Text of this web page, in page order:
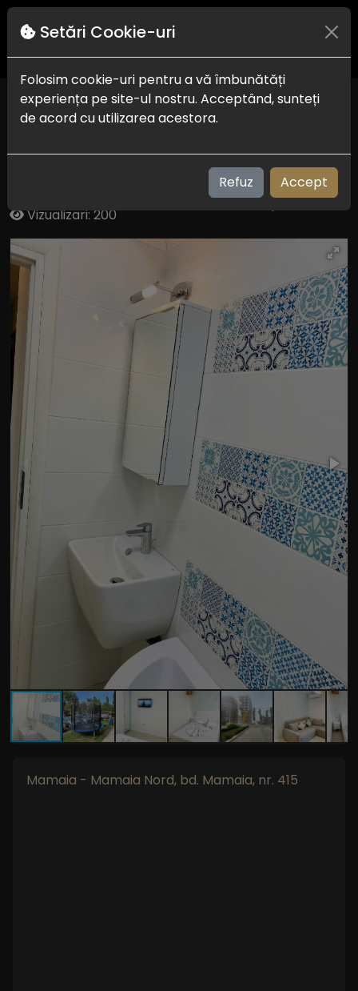
Beach Vibe Apartments
Vizualizari: 200
Plaja: 300 m
Check in-out: 14:00 - 10:00
Mamaia - Mamaia Nord, bd. Mamaia, nr. 415
Setări Cookie-uri
Folosim cookie-uri pentru a vă îmbunătăți
experiența pe site-ul nostru. Acceptând, sunteți
de acord cu utilizarea acestora.
Refuz Accept